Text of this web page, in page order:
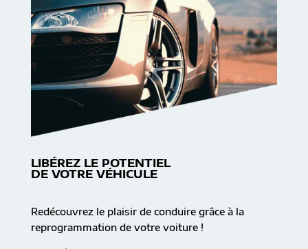
LIBÉREZ LE POTENTIEL
DE VOTRE VÉHICULE
Redécouvrez le plaisir de conduire grâce à la
reprogrammation de votre voiture !